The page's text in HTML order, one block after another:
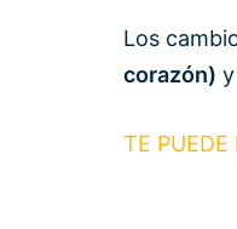
Los
corazón)
TE